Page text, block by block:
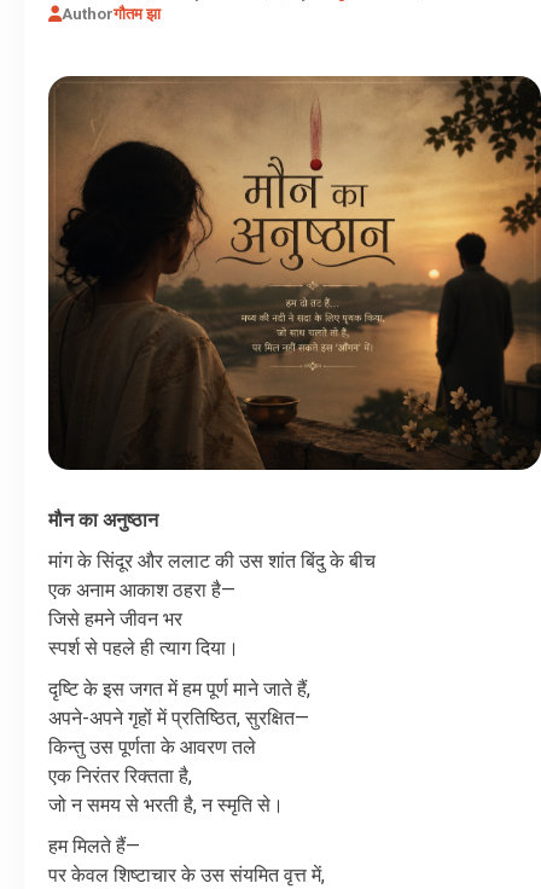
Authorगौतम झा
मौन का अनुष्ठान
मांग के सिंदूर और ललाट की उस शांत बिंदु के बीच
एक अनाम आकाश ठहरा है—
जिसे हमने जीवन भर
स्पर्श से पहले ही त्याग दिया।
दृष्टि के इस जगत में हम पूर्ण माने जाते हैं,
अपने-अपने गृहों में प्रतिष्ठित,सुरक्षित—
किन्तु उस पूर्णता के आवरण तले
एक निरंतर रिक्तता है,
जो न समय से भरती है,न स्मृति से।
हम मिलते हैं—
पर केवल शिष्टाचार के उस संयमित वृत्त में,